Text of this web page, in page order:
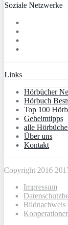
Soziale Netzwerke
Links
Hörbücher
Hörbuch
Top 100
Geheimtipps
alle
Über uns
Kontakt
Copyright 2016
Impressum
Bildnachweis